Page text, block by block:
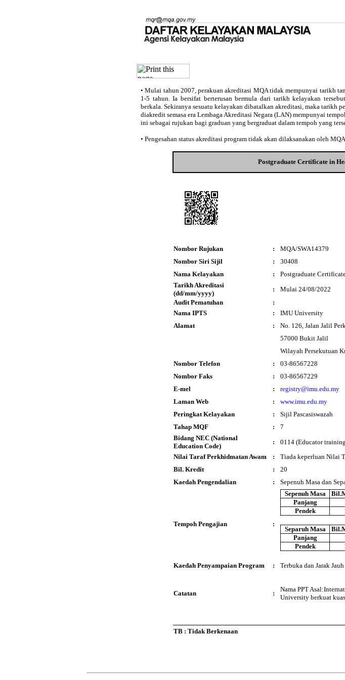
• Mulai tahun 2007, perakuan akreditasi MQA tidak mempunyai tarikh
1-5 tahun. Ia bersifat berterusan bermula dari tarikh kelayakan
berkala. Sekiranya sesuatu kelayakan dibatalkan akreditasi, maka tarikh
diakredit semasa era Lembaga Akreditasi Negara (LAN) mempunyai
ini sebagai rujukan bagi graduan yang bergraduat dalam tempoh yang
• Pengesahan status akreditasi program tidak akan dilaksanakan oleh
Postgraduate Certificate in
Nombor Rujukan :
MQA/SWA14379
Nombor Siri Sijil
:
30408
Nama Kelayakan
:
Postgraduate
Tarikh Akreditasi
(dd/mm/yyyy)
:
Mulai 24/08/2022
Audit Pematuhan
:
Nama IPTS
:
IMU University
Alamat
:
No. 126, Jalan Jalil
57000 Bukit Jalil
Wilayah Persekutuan
Nombor Telefon
:
03-86567228
Nombor Faks
:
03-86567229
E-mel
:
registry@imu.edu.my
Laman Web
:
www.imu.edu.my
Peringkat Kelayakan
:
Sijil Pascasiswazah
Tahap MQF
:
7
Bidang NEC (National
Education Code)
:
0114 (Educator
Nilai Taraf Perkhidmatan Awam
:
Tiada keperluan Nilai
Bil. Kredit
:
20
Kaedah Pengendalian
: Sepenuh Masa dan
Tempoh Pengajian :
Sepenuh Masa
Panjang
Pendek
Separuh Masa
Panjang
Pendek
Kaedah Penyampaian Program : Terbuka dan Jarak Jauh
Catatan :
Nama PPT
University berkuat
TB : Tidak Berkenaan